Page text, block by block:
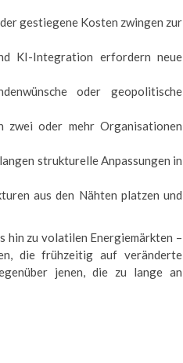
gestiegene Kosten zwingen zur
KI-Integration erfordern neue
oder geopolitische
zwei oder mehr Organisationen
strukturelle Anpassungen in
aus den Nähten platzen und
hin zu volatilen Energiemärkten –
die frühzeitig auf veränderte
jenen, die zu lange an